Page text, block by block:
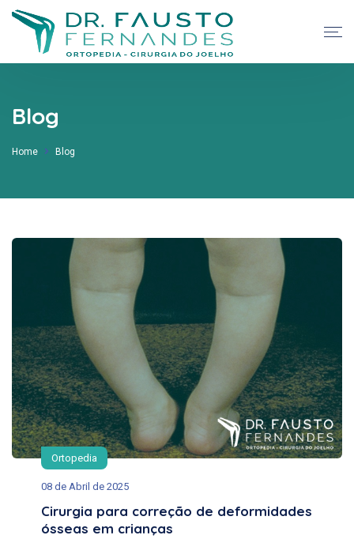
Blog
Home Blog
Ortopedia
08 de Abril de 2025
Cirurgia para correção de deformidades
ósseas em crianças